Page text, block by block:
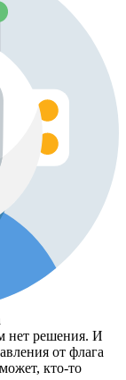
нет решения. И
от флага
кто-то